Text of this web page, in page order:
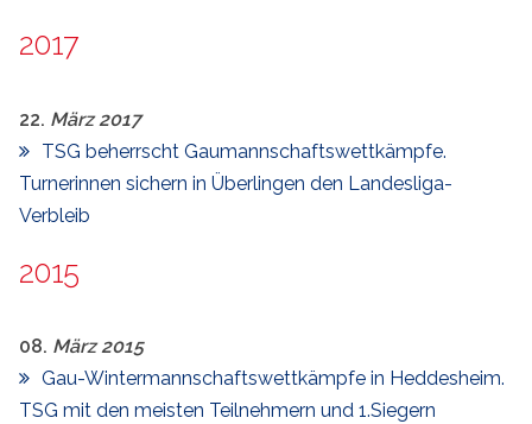
2017
22. März 2017
TSG beherrscht Gaumannschaftswettkämpfe.
Turnerinnen sichern in Überlingen den Landesliga-
Verbleib
2015
08. März 2015
Gau-Wintermannschaftswettkämpfe in Heddesheim.
TSG mit den meisten Teilnehmern und 1.Siegern